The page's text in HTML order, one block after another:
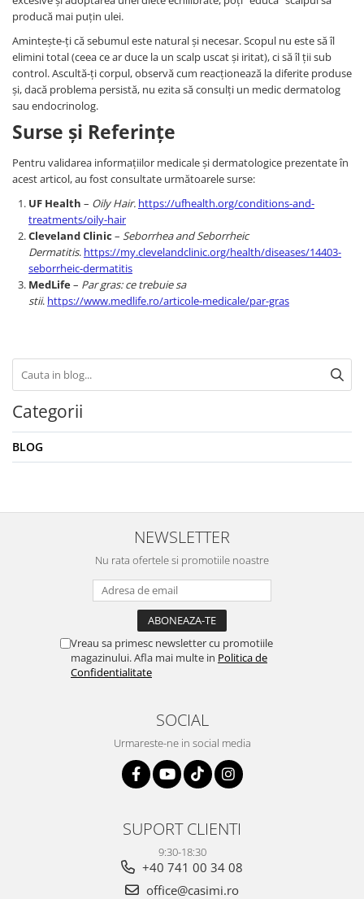
producă mai puțin ulei.
Amintește-ți că sebumul este natural și necesar. Scopul nu este să îl
elimini total (ceea ce ar duce la un scalp uscat și iritat), ci să îl ții sub
control. Ascultă-ți corpul, observă cum reacționează la diferite produse
și, dacă problema persistă, nu ezita să consulți un medic dermatolog
sau endocrinolog.
Surse și Referințe
Pentru validarea informațiilor medicale și dermatologice prezentate în
acest articol, au fost consultate următoarele surse:
UF Health – Oily Hair. https://ufhealth.org/conditions-and-
treatments/oily-hair
Cleveland Clinic – Seborrhea and Seborrheic
Dermatitis. https://my.clevelandclinic.org/health/diseases/14403-
seborrheic-dermatitis
MedLife– Par gras: ce trebuie sa
stii. https://www.medlife.ro/articole-medicale/par-gras
Categorii
BLOG
NEWSLETTER
Nu rata ofertele si promotiile noastre
Vreau sa primesc newsletter cu promotiile
magazinului. Afla mai multe in Politica de
Confidentialitate
SOCIAL
Urmareste-ne in social media
SUPORT CLIENTI
9:30-18:30
+40 741 00 34 08
office@casimi.ro